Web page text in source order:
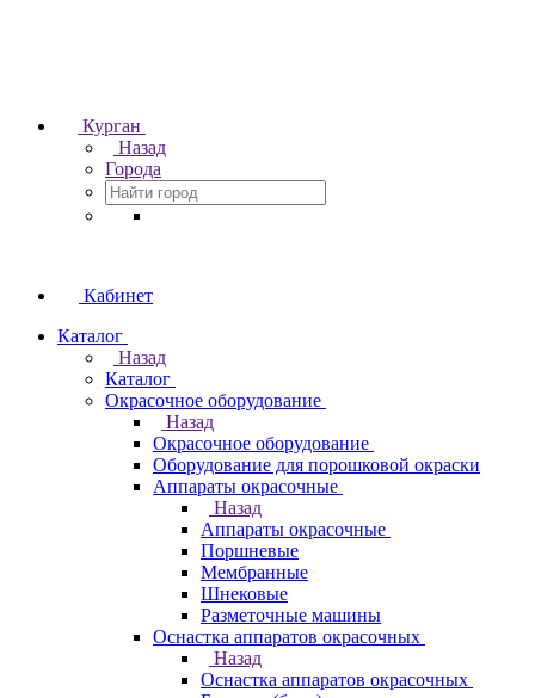
Курган
Назад
Города
Кабинет
Каталог
Назад
Каталог
Окрасочное оборудование
Назад
Окрасочное оборудование
Оборудование для порошковой окраски
Аппараты окрасочные
Назад
Аппараты окрасочные
Поршневые
Мембранные
Шнековые
Разметочные машины
Оснастка аппаратов окрасочных
Назад
Оснастка аппаратов окрасочных